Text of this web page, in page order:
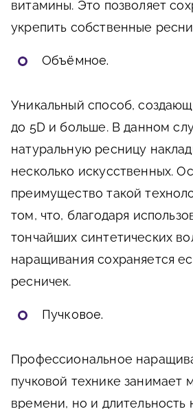
витамины. Это позволяет
укрепить собственные
Объёмное.
Уникальный способ,
до 5D и больше. В данном
натуральную ресницу
несколько искусственных.
преимущество такой
том, что, благодаря
тончайших синтетических
наращивания сохраняется
ресничек.
Пучковое.
Профессиональное
пучковой технике занимает
времени, но и длительность